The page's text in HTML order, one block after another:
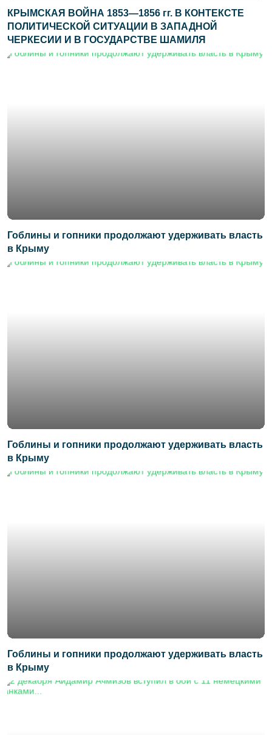
КРЫМСКАЯ ВОЙНА 1853—1856 гг. В КОНТЕКСТЕ
ПОЛИТИЧЕСКОЙ СИТУАЦИИ В ЗАПАДНОЙ
ЧЕРКЕСИИ И В ГОСУДАРСТВЕ ШАМИЛЯ
Гоблины и гопники продолжают удерживать власть
в Крыму
Гоблины и гопники продолжают удерживать власть
в Крыму
Гоблины и гопники продолжают удерживать власть
в Крыму